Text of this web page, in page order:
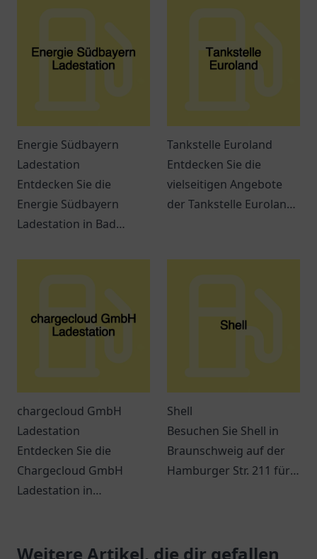
Energie Südbayern
Ladestation
Entdecken Sie die
Energie Südbayern
Ladestation in Bad
umweltfreundliche Fahrt
Tankstelle Euroland
Entdecken Sie die
vielseitigen Angebote
der Tankstelle Euroland
chargecloud GmbH
Ladestation
Entdecken Sie die
Chargecloud GmbH
Ladestation in
zum Laden von
Shell
Besuchen Sie Shell in
Braunschweig auf der
Hamburger Str. 211 für
während Ihrer Reise.
Weitere Artikel, die dir gefallen